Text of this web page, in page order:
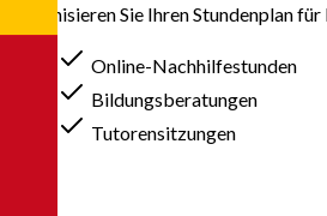
Organisieren Sie Ihren Stundenplan
Online-Nachhilfestunden
Bildungsberatungen
Tutorensitzungen